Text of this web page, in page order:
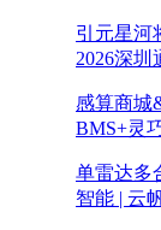
引元星河
2026深圳
感算商城
BMS+灵
单雷达多
智能 | 云